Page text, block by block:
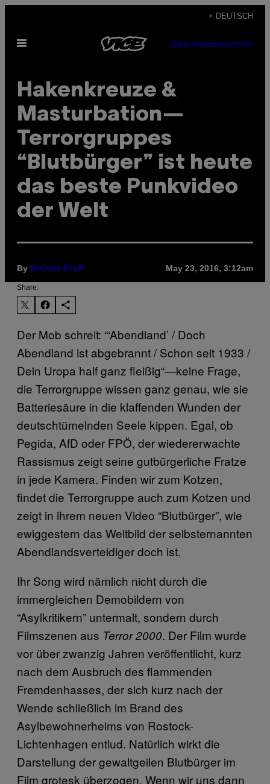
content
+ DEUTSCH
Open
SUBSCRIBENEWSLETTER
Hakenkreuze &
Masturbation—
Terrorgruppes
“Blutbürger” ist heute
das beste Punkvideo
der Welt
By Noisey Staff May 23, 2016, 3:12am
Share:
Der Mob schreit: “‘Abendland’ / Doch
Abendland ist abgebrannt / Schon seit 1933 /
Dein Uropa half ganz fleißig“—keine Frage,
die Terrorgruppe wissen ganz genau, wie sie
Batteriesäure in die klaffenden Wunden der
deutschtümelnden Seele kippen. Egal, ob
Pegida, AfD oder FPÖ, der wiedererwachte
Rassismus zeigt seine gutbürgerliche Fratze
in jede Kamera. Finden wir zum Kotzen,
findet die Terrorgruppe auch zum Kotzen und
zeigt in ihrem neuen Video “Blutbürger”, wie
ewiggestern das Weltbild der selbsternannten
Abendlandsverteidiger doch ist.
Ihr Song wird nämlich nicht durch die
immergleichen Demobildern von
“Asylkritikern” untermalt, sondern durch
Filmszenen aus Terror 2000. Der Film wurde
vor über zwanzig Jahren veröffentlicht, kurz
nach dem Ausbruch des flammenden
Fremdenhasses, der sich kurz nach der
Wende schließlich im Brand des
Asylbewohnerheims von Rostock-
Lichtenhagen entlud. Natürlich wirkt die
Darstellung der gewaltgeilen Blutbürger im
Film grotesk überzogen. Wenn wir uns dann